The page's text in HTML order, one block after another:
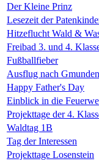
Der Kleine Prinz
Lesezeit der
Hitzeflucht Wald &
Freibad 3. und 4.
Fußballfieber
Ausflug nach Gmunden
Happy Father's Day
Einblick in die
Projekttage der 4.
Waldtag 1B
Tag der Interessen
Projekttage Losenstein